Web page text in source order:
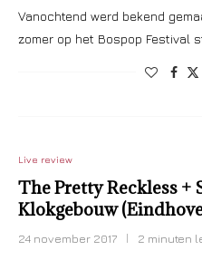
Vanochtend werd bekend
zomer op het Bospop Festival
Live review
The Pretty Reckless +
Klokgebouw
24 november 2017 2 minuten